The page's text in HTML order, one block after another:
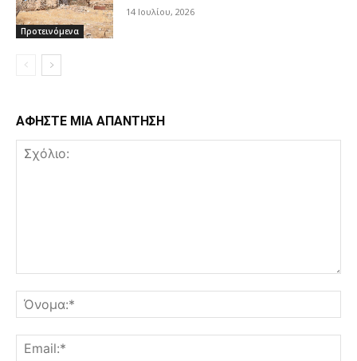
Προτεινόμενα
14 Ιουλίου, 2026
ΑΦΗΣΤΕ ΜΙΑ ΑΠΑΝΤΗΣΗ